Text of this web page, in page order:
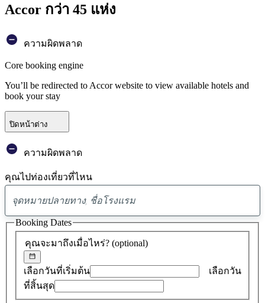
Accor กว่า 45 แห่ง
ความผิดพลาด
Core booking engine
You’ll be redirected to Accor website to view available hotels and
book your stay
ปิดหน้าต่าง
ความผิดพลาด
คุณไปท่องเที่ยวที่ไหน
พบ
ข้อ
เสนอ
0
คุณจะมาถึงเมื่อไหร่? (optional)
เลือกวันที่เริ่มต้น
เลือกวัน
ที่สิ้นสุด
Booking Dates